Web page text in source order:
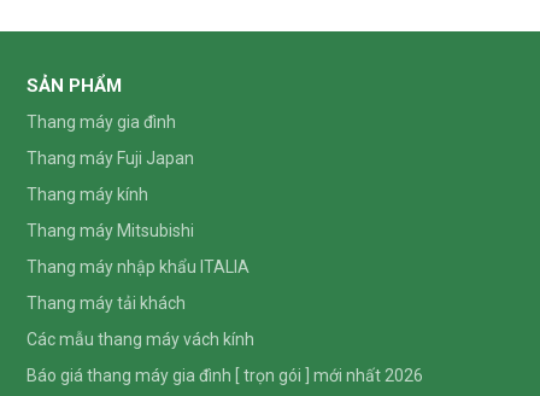
SẢN PHẨM
Thang máy gia đình
Thang máy Fuji Japan
Thang máy kính
Thang máy Mitsubishi
Thang máy nhập khẩu ITALIA
Thang máy tải khách
Các mẫu thang máy vách kính
Báo giá thang máy gia đình [ trọn gói ] mới nhất 2026